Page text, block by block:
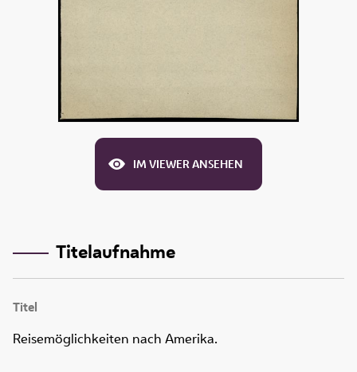
IM VIEWER ANSEHEN
Titelaufnahme
Titel
Reisemöglichkeiten nach Amerika.